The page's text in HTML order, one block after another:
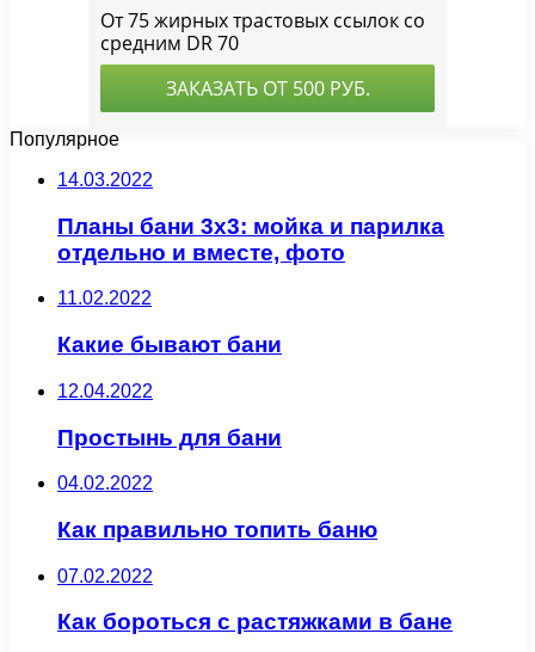
Популярное
14.03.2022
Планы бани 3х3: мойка и парилка
отдельно и вместе, фото
11.02.2022
Какие бывают бани
12.04.2022
Простынь для бани
04.02.2022
Как правильно топить баню
07.02.2022
Как бороться с растяжками в бане